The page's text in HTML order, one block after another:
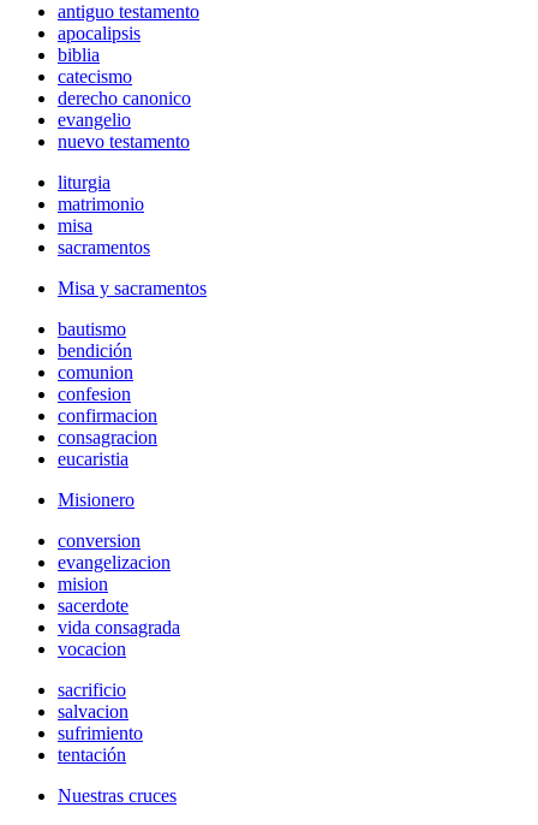
antiguo testamento
apocalipsis
biblia
catecismo
derecho canonico
evangelio
nuevo testamento
liturgia
matrimonio
misa
sacramentos
Misa y sacramentos
bautismo
bendición
comunion
confesion
confirmacion
consagracion
eucaristia
Misionero
conversion
evangelizacion
mision
sacerdote
vida consagrada
vocacion
sacrificio
salvacion
sufrimiento
tentación
Nuestras cruces